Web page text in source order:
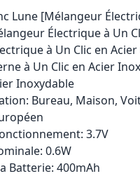
Lune [Mélangeur
Électrique à Un
à Un Clic en
à Un Clic en Acier
Inoxydable
Bureau, Maison,
3.7V
0.6W
Batterie: 400mAh